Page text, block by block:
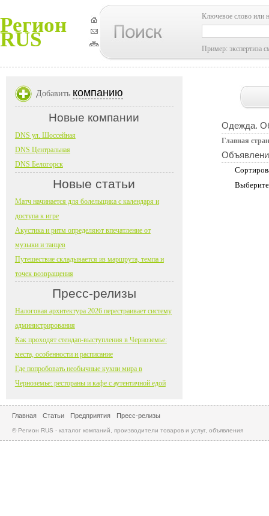
Регион
RUS
Ключевое слово или
Пример: экспертиза
Одежда.
Главная
Добавить компанию
Новые компании
DNS ул. Шоссейная
DNS Центральная
DNS Белогорск
Новые статьи
Матч начинается для болельщика с календаря и
доступа к игре
Акустика и ритм определяют впечатление от
музыки и танцев
Путешествие складывается из маршрута, темпа и
точек возвращения
Пресс-релизы
Налоговая архитектура 2026 перестраивает систему
администрирования
Как проходят стендап-выступления в Черноземье:
места, особенности и расписание
Где попробовать необычные кухни мира в
Черноземье: рестораны и кафе с аутентичной едой
Главная Статьи Предприятия Пресс-релизы
© Регион RUS - каталог компаний, производители товаров и услуг, объявления